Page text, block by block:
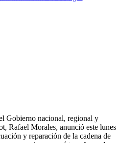
Gobierno nacional, regional y
Rafael Morales, anunció este lunes
y reparación de la cadena de